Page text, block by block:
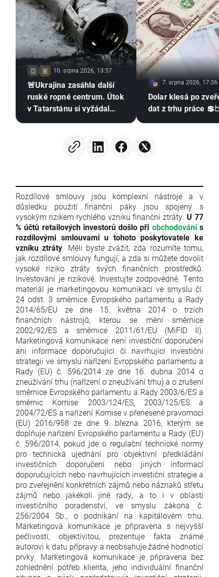
10. srpna 2026, 13:57
🚨Ukrajina zasáhla další
ruské ropné centrum. Útok
v Tatarstánu si vyžádal
7. srpna 2026, 17:36
Dolar klesá po
dat z trhu práce
Rozdílové smlouvy jsou komplexní nástroje a v
důsledku použití finanční páky jsou spojeny s
vysokým rizikem rychlého vzniku finanční ztráty. U 77
% účtů retailových investorů došlo při obchodovánís
rozdílovými smlouvami u tohoto poskytovatele ke
vzniku ztráty. Měli byste zvážit, zda rozumíte tomu,
jak rozdílové smlouvy fungují, a zda si můžete dovolit
vysoké riziko ztráty svých finančních prostředků.
Investování je rizikové. Investujte zodpovědně. Tento
materiál je marketingovou komunikací ve smyslu čl.
24 odst. 3 směrnice Evropského parlamentu a Rady
2014/65/EU ze dne 15. května 2014 o trzích
finančních nástrojů, kterou se mění směrnice
2002/92/ES a směrnice 2011/61/EU (MiFID II).
Marketingová komunikace není investiční doporučení
ani informace doporučující či navrhující investiční
strategii ve smyslu nařízení Evropského parlamentu a
Rady (EU) č. 596/2014 ze dne 16. dubna 2014 o
zneužívání trhu (nařízení o zneužívání trhu) a o zrušení
směrnice Evropského parlamentu a Rady 2003/6/ES a
směrnic Komise 2003/124/ES, 2003/125/ES a
2004/72/ES a nařízení Komise v přenesené pravomoci
(EU) 2016/958 ze dne 9. března 2016, kterým se
doplňuje nařízení Evropského parlamentu a Rady (EU)
č. 596/2014, pokud jde o regulační technické normy
pro technická ujednání pro objektivní předkládání
investičních doporučení nebo jiných informací
doporučujících nebo navrhujících investiční strategie a
pro zveřejnění konkrétních zájmů nebo náznaků střetu
zájmů nebo jakékoli jiné rady, a to i v oblasti
investičního poradenství, ve smyslu zákona č.
256/2004 Sb., o podnikání na kapitálovém trhu.
Marketingová komunikace je připravena s nejvyšší
pečlivostí, objektivitou, prezentuje fakta známé
autorovi k datu přípravy a neobsahuje žádné hodnotící
prvky. Marketingová komunikace je připravena bez
zohlednění potřeb klienta, jeho individuální finanční